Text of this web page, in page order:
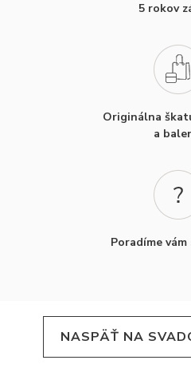
5 rokov
Originálna
a
Poradíme
NASPÄŤ NA